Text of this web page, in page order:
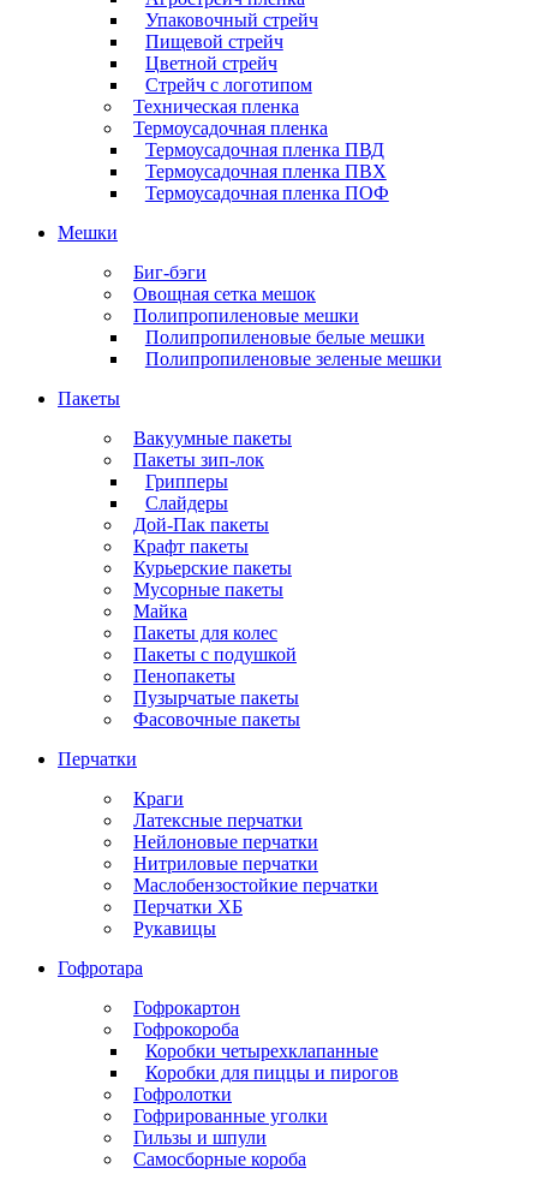
Упаковочный стрейч
Пищевой стрейч
Цветной стрейч
Стрейч с логотипом
Техническая пленка
Термоусадочная пленка
Термоусадочная пленка ПВД
Термоусадочная пленка ПВХ
Термоусадочная пленка ПОФ
Мешки
Биг-бэги
Овощная сетка мешок
Полипропиленовые мешки
Полипропиленовые белые мешки
Полипропиленовые зеленые мешки
Пакеты
Вакуумные пакеты
Пакеты зип-лок
Грипперы
Слайдеры
Дой-Пак пакеты
Крафт пакеты
Курьерские пакеты
Мусорные пакеты
Майка
Пакеты для колес
Пакеты с подушкой
Пенопакеты
Пузырчатые пакеты
Фасовочные пакеты
Перчатки
Краги
Латексные перчатки
Нейлоновые перчатки
Нитриловые перчатки
Маслобензостойкие перчатки
Перчатки ХБ
Рукавицы
Гофротара
Гофрокартон
Гофрокороба
Коробки четырехклапанные
Коробки для пиццы и пирогов
Гофролотки
Гофрированные уголки
Гильзы и шпули
Самосборные короба